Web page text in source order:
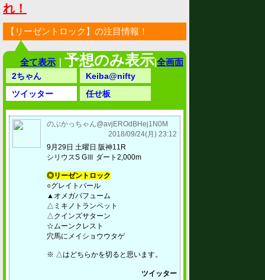
れ！
【リーゼントロック】の注目情報！
全て表示 ｜ 予想のみ表示|全画面
2ちゃん
Keiba@nifty
ツイッター
任せ板
のぶかっちゃん@avjEROdBHej1N0M
2018/09/24(月) 23:12
9月29日 土曜日 阪神11R
シリウスS GⅢ ダート2,000m
◎リーゼントロック
○グレイトパール
▲オメガパフューム
△ミキノトランペット
△クインズサターン
☆ムーンクレスト
穴馬にメイショウウタゲ
※ △はどちらかを切ると思います。
ツイッター